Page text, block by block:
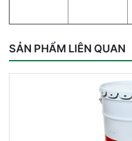
SẢN PHẨM LIÊN QUAN